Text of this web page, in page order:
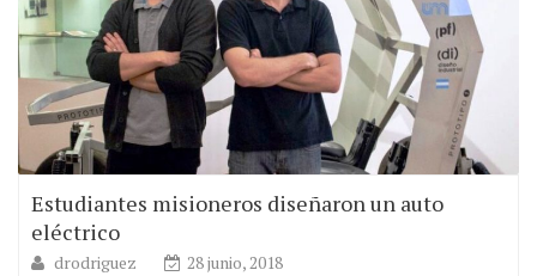
Estudiantes misioneros diseñaron un auto
eléctrico
drodriguez
28 junio, 2018